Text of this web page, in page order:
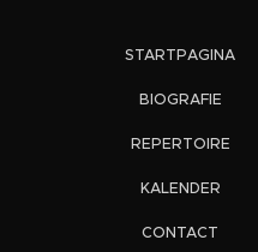
STARTPAGINA
BIOGRAFIE
REPERTOIRE
KALENDER
CONTACT